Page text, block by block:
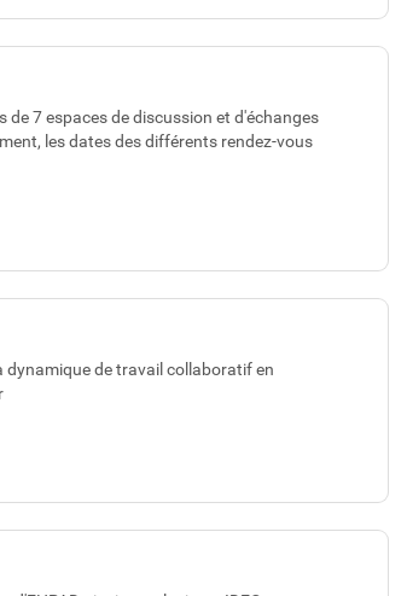
7 espaces de discussion et d'échanges
les dates des différents rendez-vous
dynamique de travail collaboratif en